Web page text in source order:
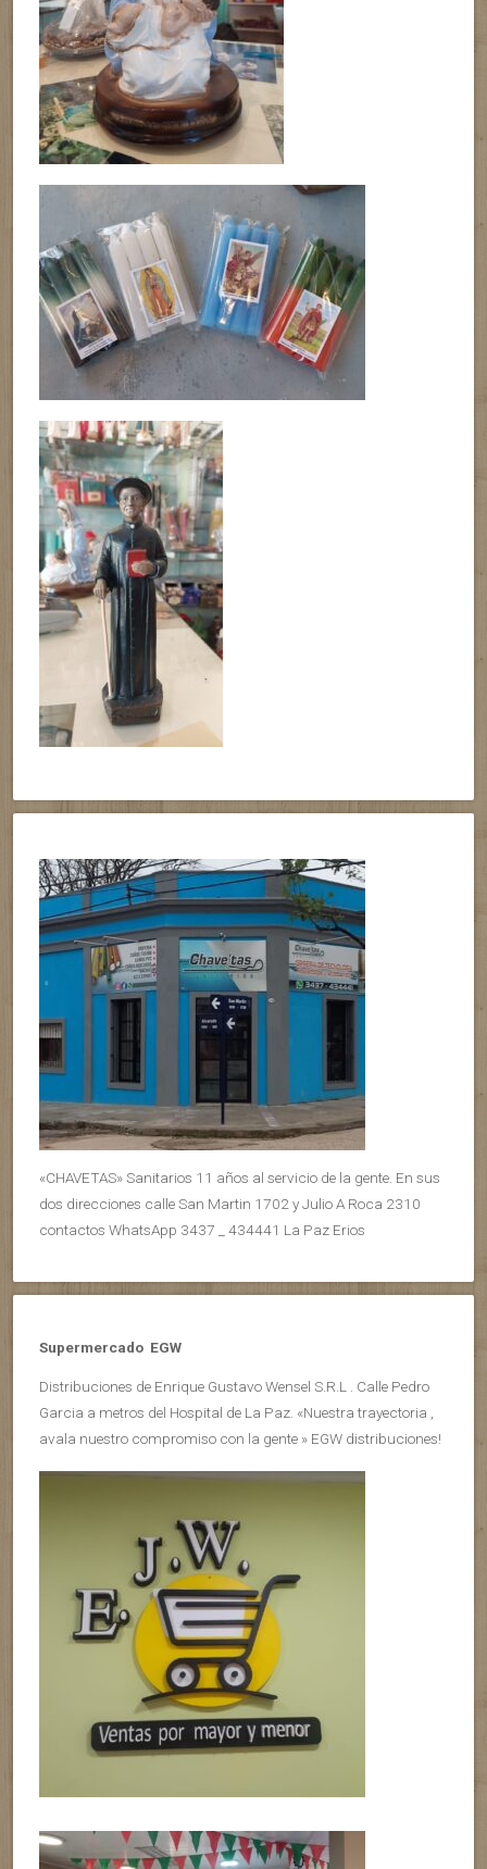
«CHAVETAS» Sanitarios 11 años al servicio de la gente. En sus
dos direcciones calle San Martin 1702 y Julio A Roca 2310
contactos WhatsApp 3437 _ 434441 La Paz Erios
Supermercado EGW
Distribuciones de Enrique Gustavo Wensel S.R.L . Calle Pedro
Garcia a metros del Hospital de La Paz. «Nuestra trayectoria ,
avala nuestro compromiso con la gente » EGW distribuciones!